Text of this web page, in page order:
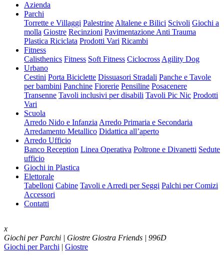
Azienda
Parchi
Torrette e Villaggi Palestrine Altalene e Bilici Scivoli Giochi a
molla Giostre Recinzioni Pavimentazione Anti Trauma
Plastica Riciclata Prodotti Vari Ricambi
Fitness
Calisthenics Fitness Soft Fitness Ciclocross Agility Dog
Urbano
Cestini Porta Biciclette Dissuasori Stradali Panche e Tavole
per bambini Panchine Fiorerie Pensiline Posacenere
Transenne Tavoli inclusivi per disabili Tavoli Pic Nic Prodotti
Vari
Scuola
Arredo Nido e Infanzia Arredo Primaria e Secondaria
Arredamento Metallico Didattica all’aperto
Arredo Ufficio
Banco Reception Linea Operativa Poltrone e Divanetti Sedute
ufficio
Giochi in Plastica
Elettorale
Tabelloni Cabine Tavoli e Arredi per Seggi Palchi per Comizi
Accessori
Contatti
x
Giochi per Parchi | Giostre Giostra Friends | 996D
Giochi per Parchi | Giostre